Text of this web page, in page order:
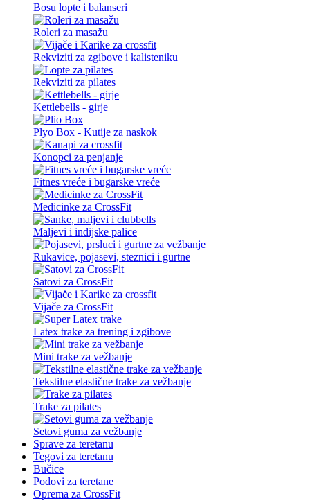
Bosu lopte i balanseri
Roleri za masažu
Rekviziti za zgibove i kalisteniku
Rekviziti za pilates
Kettlebells - girje
Plyo Box - Kutije za naskok
Konopci za penjanje
Fitnes vreće i bugarske vreće
Medicinke za CrossFit
Maljevi i indijske palice
Rukavice, pojasevi, steznici i gurtne
Satovi za CrossFit
Vijače za CrossFit
Latex trake za trening i zgibove
Mini trake za vežbanje
Tekstilne elastične trake za vežbanje
Trake za pilates
Setovi guma za vežbanje
Sprave za teretanu
Tegovi za teretanu
Bučice
Podovi za teretane
Oprema za CrossFit